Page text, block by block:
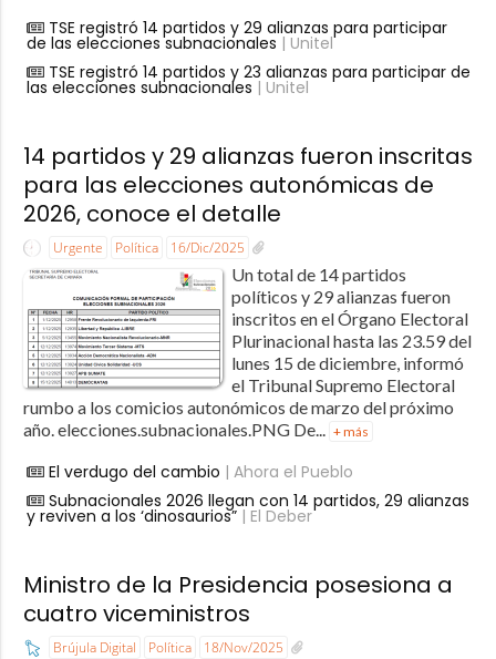
TSE registró 14 partidos y 29 alianzas para participar
de las elecciones subnacionales | Unitel
TSE registró 14 partidos y 23 alianzas para participar de
las elecciones subnacionales | Unitel
14 partidos y 29 alianzas fueron inscritas
para las elecciones autonómicas de
2026, conoce el detalle
Urgente Política 16/Dic/2025
Un total de 14 partidos
políticos y 29 alianzas fueron
inscritos en el Órgano Electoral
Plurinacional hasta las 23.59 del
lunes 15 de diciembre, informó
el Tribunal Supremo Electoral
rumbo a los comicios autonómicos de marzo del próximo
año. elecciones.subnacionales.PNG De... + más
El verdugo del cambio | Ahora el Pueblo
Subnacionales 2026 llegan con 14 partidos, 29 alianzas
y reviven a los ‘dinosaurios”| El Deber
Ministro de la Presidencia posesiona a
cuatro viceministros
Brújula Digital Política 18/Nov/2025